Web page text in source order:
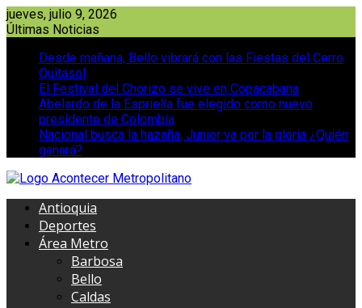
Saltar
al
jueves, julio 9, 2026
Últimas Noticias
Desde mañana, Bello vibrará con las Fiestas del Cerro
Quitasol
El Festival del Chorizo se vive en Copacabana
Abelardo de la Espriella fue elegido como nuevo
presidente de Colombia
Nacional busca la hazaña, Junior va por la gloria ¿Quién
ganará?
Antioquia
Deportes
Área Metro
Barbosa
Bello
Caldas